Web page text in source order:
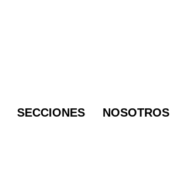
SECCIONES NOSOTROS